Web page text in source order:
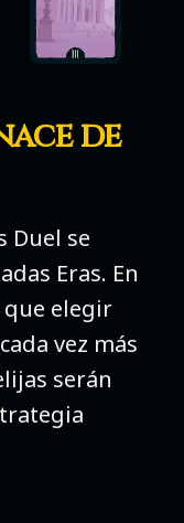
de
Duel se
Eras. En
que elegir
vez más
serán